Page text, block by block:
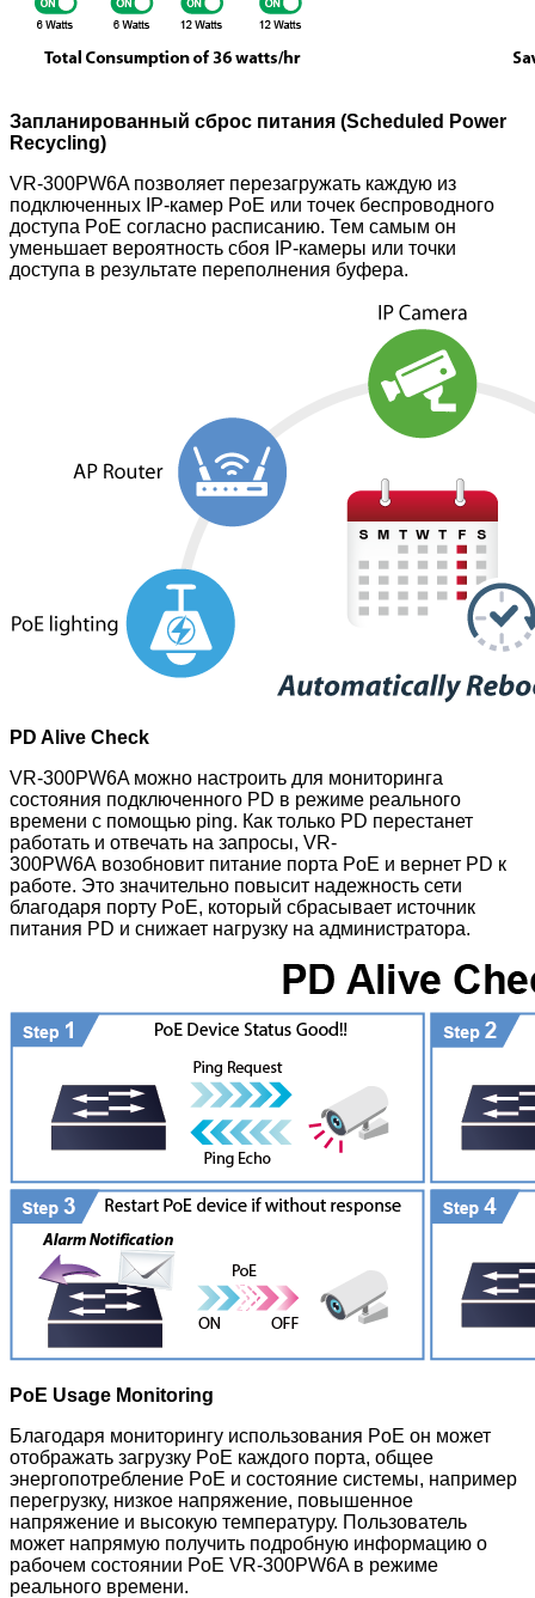
Запланированный сброс питания (Scheduled Power
Recycling)
VR-300PW6A позволяет перезагружать каждую из
подключенных IP-камер PoE или точек беспроводного
доступа PoE согласно расписанию. Тем самым он
уменьшает вероятность сбоя IP-камеры или точки
доступа в результате переполнения буфера.
PD Alive Check
VR-300PW6A можно настроить для мониторинга
состояния подключенного PD в режиме реального
времени с помощью ping. Как только PD перестанет
работать и отвечать на запросы, VR-
300PW6A возобновит питание порта PoE и вернет PD к
работе. Это значительно повысит надежность сети
благодаря порту PoE, который сбрасывает источник
питания PD и снижает нагрузку на администратора.
PoE Usage Monitoring
Благодаря мониторингу использования PoE он может
отображать загрузку PoE каждого порта, общее
энергопотребление PoE и состояние системы, например
перегрузку, низкое напряжение, повышенное
напряжение и высокую температуру. Пользователь
может напрямую получить подробную информацию о
рабочем состоянии PoE VR-300PW6A в режиме
реального времени.